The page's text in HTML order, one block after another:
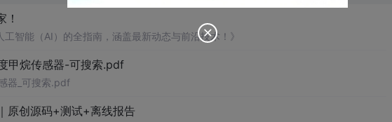
智能（AI）的全指南，涵盖最新动态与前沿技术！》
甲烷传感器-可搜索.pdf
器_可搜索.pdf
原创源码+测试+离线报告